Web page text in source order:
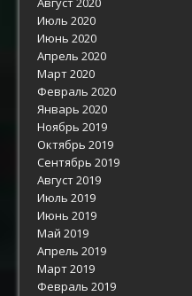
Июль 2020
Июнь 2020
Апрель 2020
Март 2020
Февраль 2020
Январь 2020
Ноябрь 2019
Октябрь 2019
Сентябрь 2019
Август 2019
Июль 2019
Июнь 2019
Май 2019
Апрель 2019
Март 2019
Февраль 2019